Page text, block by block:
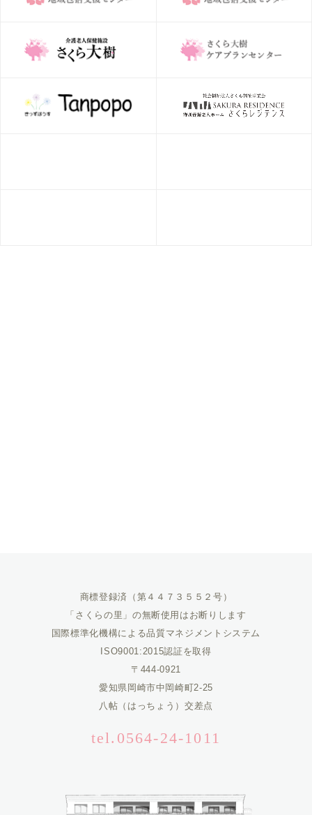
商標登録済（第４４７３５５２号）
「さくらの里」の無断使用はお断りします
国際標準化機構による品質マネジメントシステム
ISO9001:2015認証を取得
〒444-0921
愛知県岡崎市中岡崎町2-25
八帖（はっちょう）交差点
tel.0564-24-1011